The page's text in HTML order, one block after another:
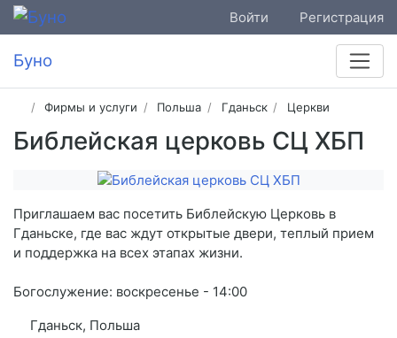
Войти Регистрация
Буно
Фирмы и услуги Польша Гданьск Церкви
Библейская церковь СЦ ХБП
Приглашаем вас посетить Библейскую Церковь в
Гданьске, где вас ждут открытые двери, теплый прием
и поддержка на всех этапах жизни.
Богослужение: воскресенье - 14:00
Гданьск, Польша